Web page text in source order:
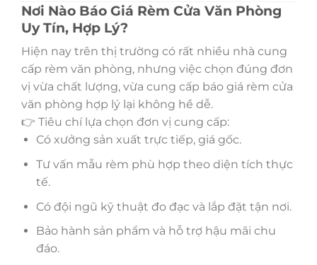
Nơi Nào Báo Giá Rèm Cửa Văn Phòng
Uy Tín, Hợp Lý?
Hiện nay trên thị trường có rất nhiều nhà cung
cấp rèm văn phòng, nhưng việc chọn đúng đơn
vị vừa chất lượng, vừa cung cấp báo giá rèm cửa
văn phòng hợp lý lại không hề dễ.
👉 Tiêu chí lựa chọn đơn vị cung cấp:
Có xưởng sản xuất trực tiếp, giá gốc.
Tư vấn mẫu rèm phù hợp theo diện tích thực
tế.
Có đội ngũ kỹ thuật đo đạc và lắp đặt tận nơi.
Bảo hành sản phẩm và hỗ trợ hậu mãi chu
đáo.